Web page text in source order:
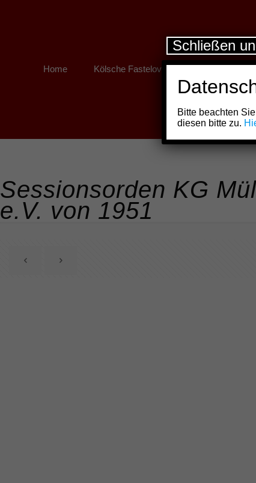
Home Kölsche Fastelovend
Sessionsorden KG
e.V. von 1951
Bitte beachten
diesen bitte zu.
Schließen